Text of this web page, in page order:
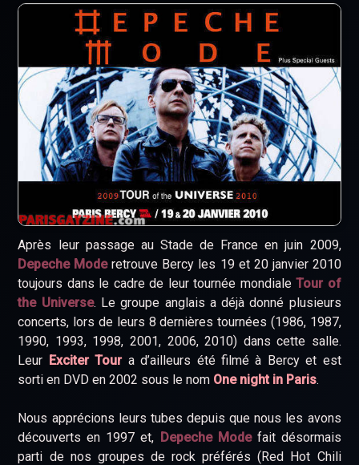
Après leur passage au Stade de France en juin 2009,
Depeche Moderetrouve Bercy les 19 et 20 janvier 2010
toujours dans le cadre de leur tournée mondialeTour of
the Universe. Le groupe anglais a déjà donné plusieurs
concerts, lors de leurs 8 dernières tournées (1986, 1987,
1990, 1993, 1998, 2001, 2006, 2010) dans cette salle.
Leur Exciter Toura d’ailleurs été filmé à Bercy et est
sorti en DVD en 2002 sous le nom One night in Paris.
Nous apprécions leurs tubes depuis que nous les avons
découverts en 1997 et, Depeche Modefait désormais
parti de nos groupes de rock préférés (Red Hot Chili